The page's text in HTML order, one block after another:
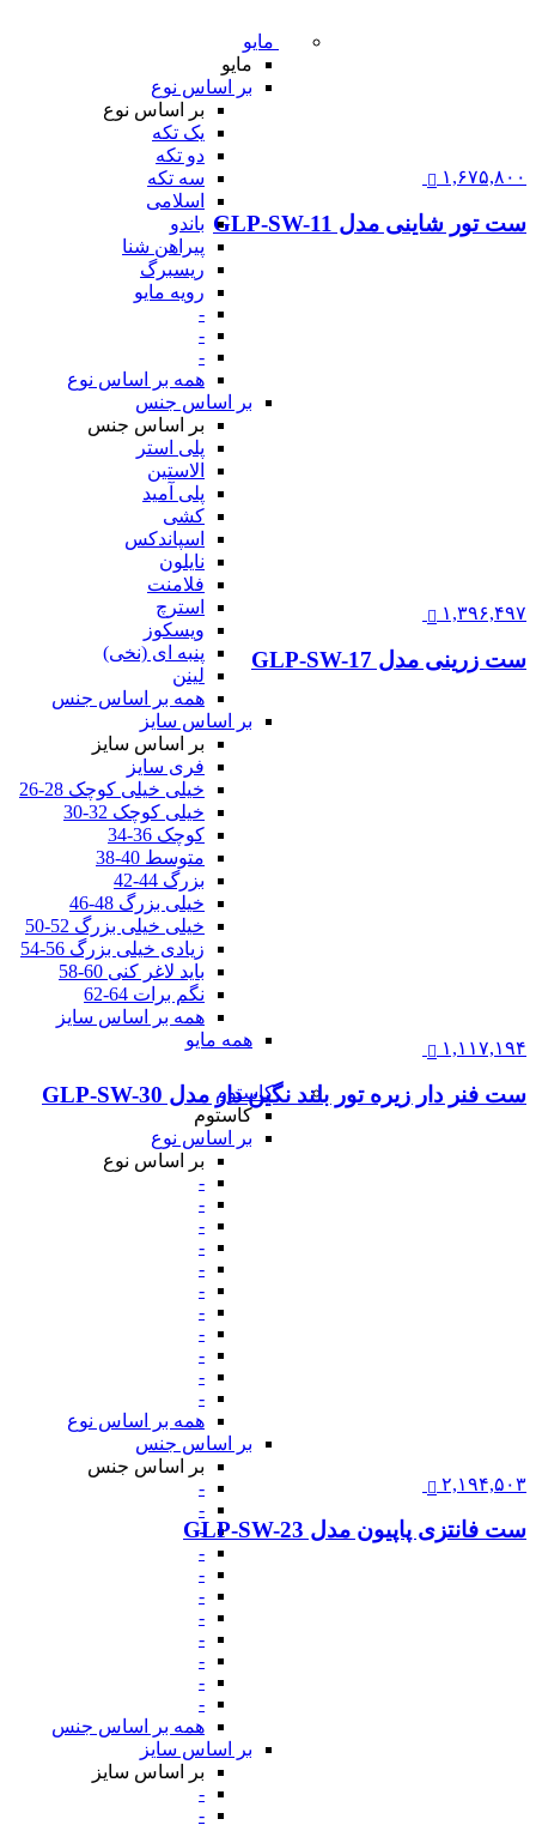
مایو
مایو
بر اساس نوع
بر اساس نوع
یک تکه
دو تکه
سه تکه
اسلامی
باندو
پیراهن شنا
ریسبرگ
رویه مایو
-
-
-
همه بر اساس نوع
بر اساس جنس
بر اساس جنس
پلی استر
الاستین
پلی آمید
کشی
اسپاندکس
نایلون
فلامنت
استرچ
ویسکوز
پنبه ای (نخی)
لینن
همه بر اساس جنس
بر اساس سایز
بر اساس سایز
فری سایز
خیلی خیلی کوچک 28-26
خیلی کوچک 32-30
کوچک 36-34
متوسط 40-38
بزرگ 44-42
خیلی بزرگ 48-46
خیلی خیلی بزرگ 52-50
زیادی خیلی بزرگ 56-54
باید لاغر کنی 60-58
نگم برات 64-62
همه بر اساس سایز
همه مایو
کاستوم
کاستوم
بر اساس نوع
بر اساس نوع
-
-
-
-
-
-
-
-
-
-
-
همه بر اساس نوع
بر اساس جنس
بر اساس جنس
-
-
-
-
-
-
-
-
-
-
-
همه بر اساس جنس
بر اساس سایز
بر اساس سایز
-
-
۱,۶۷۵,۸۰۰
ست تور شاینی مدل GLP-SW-11
۱,۳۹۶,۴۹۷
ست زرینی مدل GLP-SW-17
۱,۱۱۷,۱۹۴
ست فنر دار زیره تور بلند نگین دار مدل GLP-SW-30
۲,۱۹۴,۵۰۳
ست فانتزی پاپیون مدل GLP-SW-23